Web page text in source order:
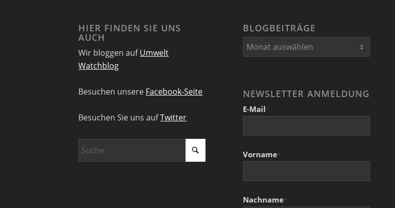
HIER FINDEN SIE UNS
AUCH
Wir bloggen aufUmwelt
Watchblog
Besuchen unsere Facebook-Seite
Besuchen Sie uns aufTwitter
BLOGBEITRÄGE
NEWSLETTER ANMELDUNG
E-Mail*
Vorname*
Nachname*